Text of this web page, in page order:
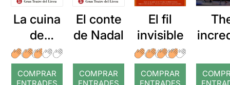
La cuina
de
Rossini
COMPRAR
ENTRADES
El conte
de Nadal
COMPRAR
ENTRADES
El fil
invisible
COMPRAR
ENTRADES